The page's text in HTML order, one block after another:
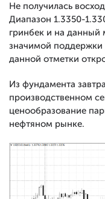
Не получилась
Диапазон 1.3350-
гринбек и на данный
значимой поддержки
данной отметки
Из фундамента
производственном
ценообразование
нефтяном рынке.